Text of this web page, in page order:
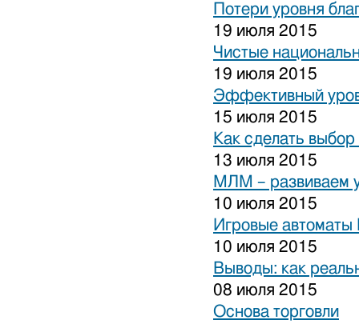
Потери уровня
19 июля 2015
Чистые
19 июля 2015
Эффективный
15 июля 2015
Как сделать
13 июля 2015
МЛМ – развиваем
10 июля 2015
Игровые
10 июля 2015
Выводы: как
08 июля 2015
Основа торговли